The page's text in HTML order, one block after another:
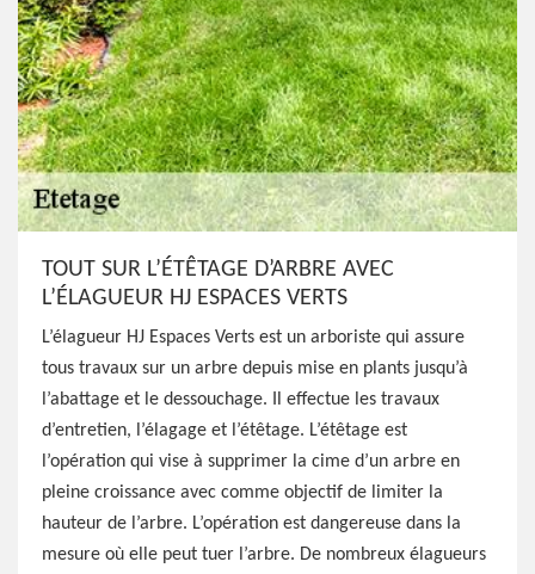
TOUT SUR L’ÉTÊTAGE D’ARBRE AVEC
L’ÉLAGUEUR HJ ESPACES VERTS
L’élagueur HJ Espaces Verts est un arboriste qui assure
tous travaux sur un arbre depuis mise en plants jusqu’à
l’abattage et le dessouchage. Il effectue les travaux
d’entretien, l’élagage et l’étêtage. L’étêtage est
l’opération qui vise à supprimer la cime d’un arbre en
pleine croissance avec comme objectif de limiter la
hauteur de l’arbre. L’opération est dangereuse dans la
mesure où elle peut tuer l’arbre. De nombreux élagueurs